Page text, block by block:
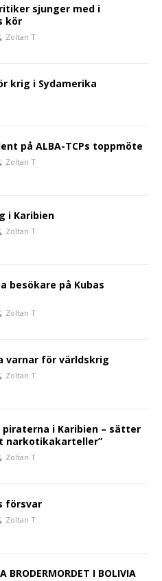
sjunger med i
kör
Zoltan T
krig i Sydamerika
på ALBA-TCPs toppmöte
Zoltan T
i Karibien
Zoltan T
besökare på Kubas
Zoltan T
varnar för världskrig
Zoltan T
piraterna i Karibien – sätter
narkotikakarteller”
Zoltan T
försvar
Zoltan T
BRODERMORDET I BOLIVIA